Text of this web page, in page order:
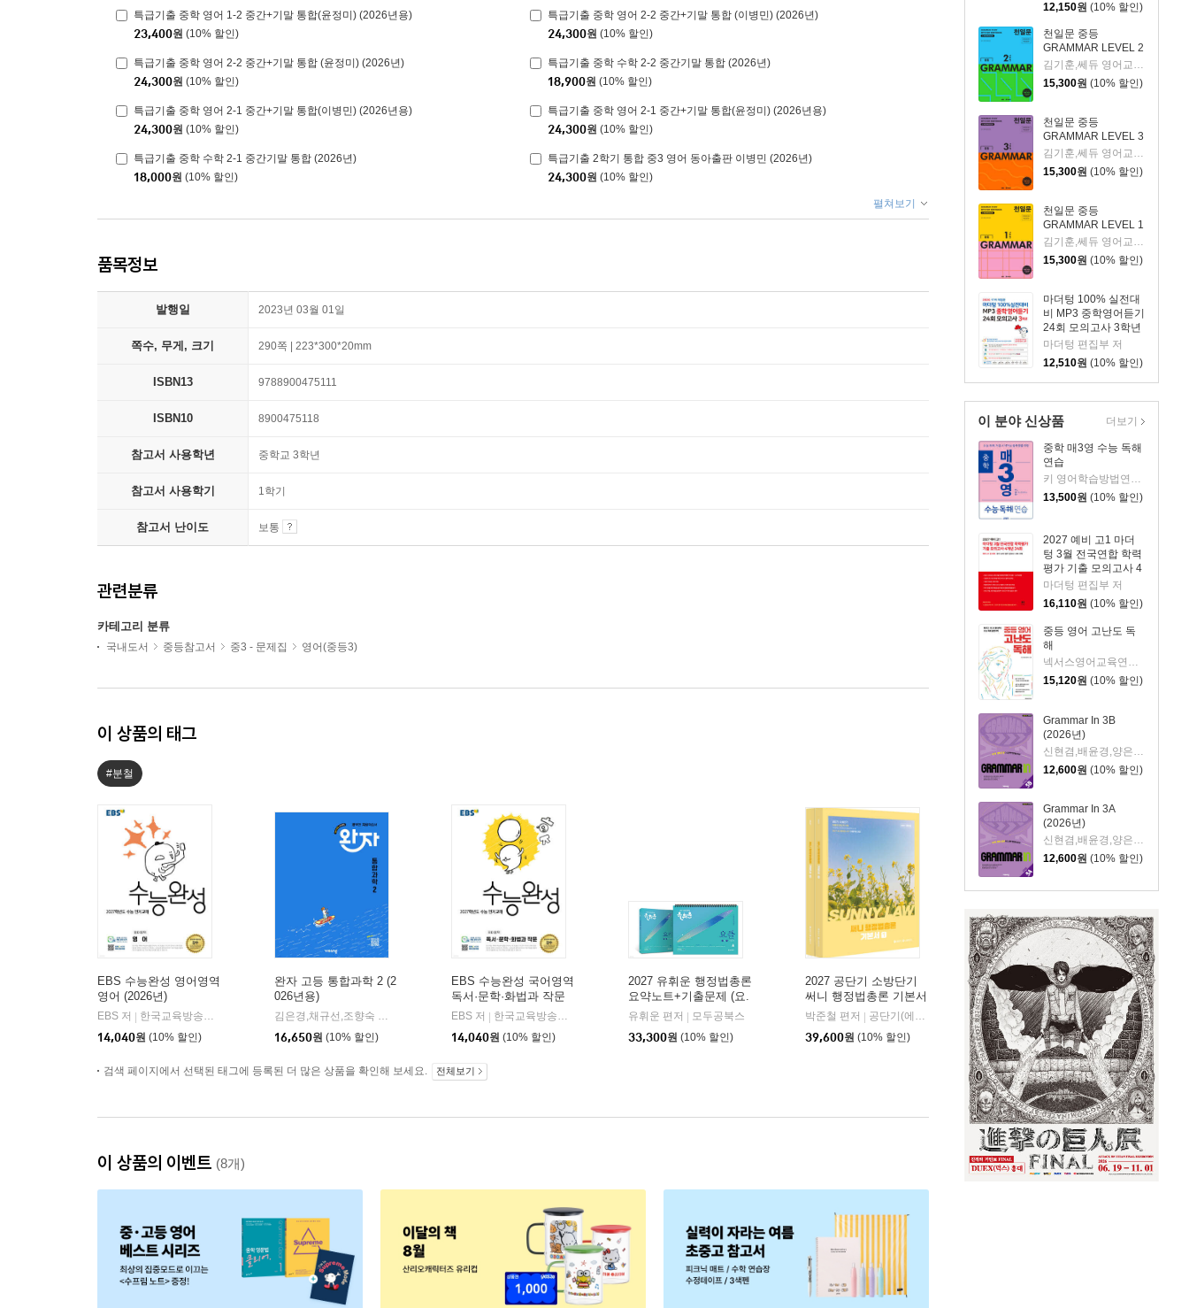
12,150원 (10% 할인)
천일문 중등
GRAMMAR LEVEL 2
김기훈,쎄듀 영어교육연구센터 저
15,300원 (10% 할인)
천일문 중등
GRAMMAR LEVEL 3
김기훈,쎄듀 영어교육연구센터 저
15,300원 (10% 할인)
천일문 중등
GRAMMAR LEVEL 1
김기훈,쎄듀 영어교육연구센터 저
15,300원 (10% 할인)
마더텅 100% 실전대
비 MP3 중학영어듣기
24회 모의고사 3학년
(2026년)
마더텅 편집부 저
12,510원 (10% 할인)
이 분야 신상품
중학 매3영 수능 독해
연습
13,500원 (10% 할인)
2027 예비 고1 마더
텅 3월 전국연합 학력
평가 기출 모의고사 4
개년 24회 (2027년)
마더텅 편집부 저
16,110원 (10% 할인)
중등 영어 고난도 독
해
15,120원 (10% 할인)
Grammar In 3B
(2026년)
신현겸,배윤경,양은아,윤희진,비상교육 영어 집필진 공저
12,600원 (10% 할인)
Grammar In 3A
(2026년)
12,600원 (10% 할인)
더보기
특급기출 중학 영어 1-2 중간+기말 통합(윤정미) (2026년용)
23,400원 (10% 할인)
특급기출 중학 영어 2-2 중간+기말 통합 (이병민) (2026년)
24,300원 (10% 할인)
특급기출 중학 영어 2-2 중간+기말 통합 (윤정미) (2026년)
24,300원 (10% 할인)
특급기출 중학 수학 2-2 중간기말 통합 (2026년)
18,900원 (10% 할인)
특급기출 중학 영어 2-1 중간+기말 통합(이병민) (2026년용)
24,300원 (10% 할인)
특급기출 중학 영어 2-1 중간+기말 통합(윤정미) (2026년용)
24,300원 (10% 할인)
특급기출 중학 수학 2-1 중간기말 통합 (2026년)
18,000원 (10% 할인)
특급기출 2학기 통합 중3 영어 동아출판 이병민 (2026년)
24,300원 (10% 할인)
펼쳐보기
품목정보
발행일 2023년 03월 01일
쪽수, 무게, 크기 290쪽 | 223*300*20mm
ISBN13 9788900475111
ISBN10 8900475118
참고서 사용학년 중학교 3학년
참고서 사용학기 1학기
참고서 난이도 보통
관련분류
카테고리 분류
국내도서 중등참고서 중3 - 문제집 영어(중등3)
이 상품의 태그
#분철
EBS 수능완성 영어영역
영어 (2026년)
EBS 저
한국교육방송공사
14,040원 (10% 할인)
완자 고등 통합과학 2 (2
026년용)
김은경,채규선,조향숙 등저
16,650원 (10% 할인)
EBS 수능완성 국어영역
독서·문학·화법과 작문
(2026년)
EBS 저
한국교육방송공사
14,040원 (10% 할인)
2027 유휘운 행정법총론
요약노트+기출문제 (요.
플.)
유휘운 편저
모두공북스
33,300원 (10% 할인)
2027 공단기 소방단기
써니 행정법총론 기본서
박준철 편저
공단기(에스티유니타스)
39,600원 (10% 할인)
검색 페이지에서 선택된 태그에 등록된 더 많은 상품을 확인해 보세요. 전체보기
이 상품의 이벤트 (8개)